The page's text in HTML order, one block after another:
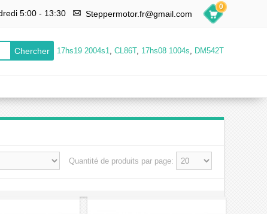
5:00 - 13:30 Steppermotor.fr@gmail.com
0
17hs19 2004s1, CL86T, 17hs08 1004s, DM542T
Quantité de produits par page: